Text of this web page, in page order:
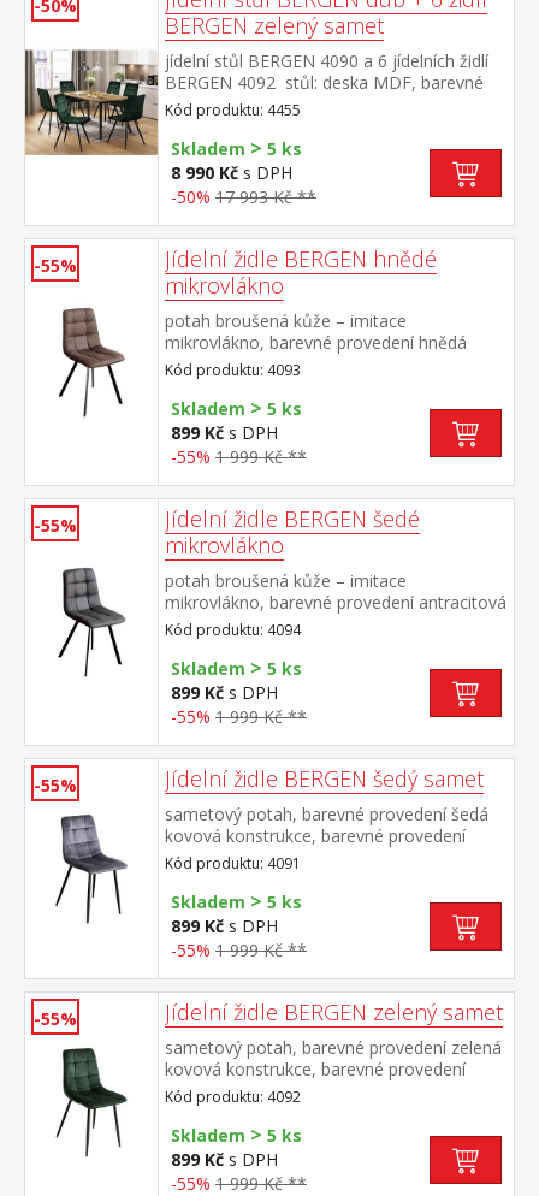
-50%
BERGEN zelený samet
jídelní stůl BERGEN 4090 a 6 jídelních židlí
BERGEN 4092 stůl: deska MDF, barevné
provedení dub Wotan kovová konstrukce,
barevné provedení černá židle: sametový
potah, barevné provedení zelená kovová
konstrukce, barevné provedení černá výška
sedu židle 49 cm rozměr stolu (š/h/v) 140 ×
cm
Kód produktu: 4455
Skladem > 5 ks
8 990 Kč s DPH
-50% 17 993 Kč **
-55%
Jídelní židle BERGEN hnědé
mikrovlákno
potah broušená kůže – imitace
mikrovlákno, barevné provedení hnědá
kovová konstrukce, barevné provedení
černá výška sedu 51 cm
Kód produktu: 4093
Skladem > 5 ks
899 Kč s DPH
-55% 1 999 Kč **
-55%
Jídelní židle BERGEN šedé
mikrovlákno
potah broušená kůže – imitace
mikrovlákno, barevné provedení antracitová
kovová konstrukce, barevné provedení
černá výška sedu 51 cm
Kód produktu: 4094
Skladem > 5 ks
899 Kč s DPH
-55% 1 999 Kč **
-55% Jídelní židle BERGEN šedý samet
sametový potah, barevné provedení šedá
kovová konstrukce, barevné provedení
černá výška sedu 49 cm
Kód produktu: 4091
Skladem > 5 ks
899 Kč s DPH
-55% 1 999 Kč **
-55% Jídelní židle BERGEN zelený samet
sametový potah, barevné provedení zelená
kovová konstrukce, barevné provedení
černá výška sedu 49 cm
Kód produktu: 4092
Skladem > 5 ks
899 Kč s DPH
-55% 1 999 Kč **